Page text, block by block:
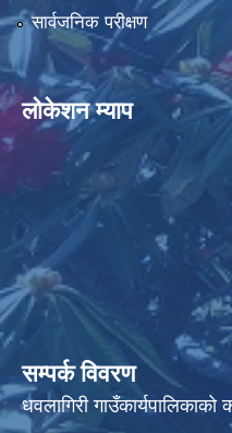
सार्वजनिक परीक्षण
लोकेशन म्याप
सम्पर्क विवरण
धवलागिरी गाउँकार्यपालिकाको